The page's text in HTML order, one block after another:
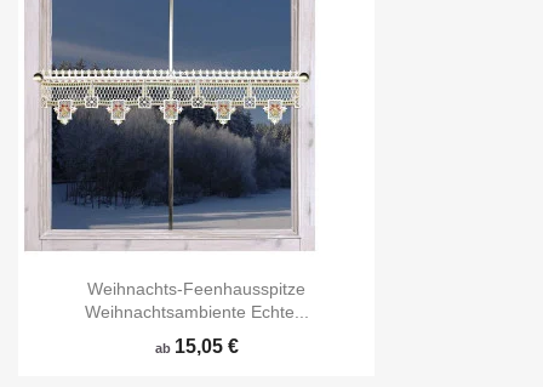
Weihnachts-Feenhausspitze
Weihnachtsambiente Echte...
ab 15,05 €